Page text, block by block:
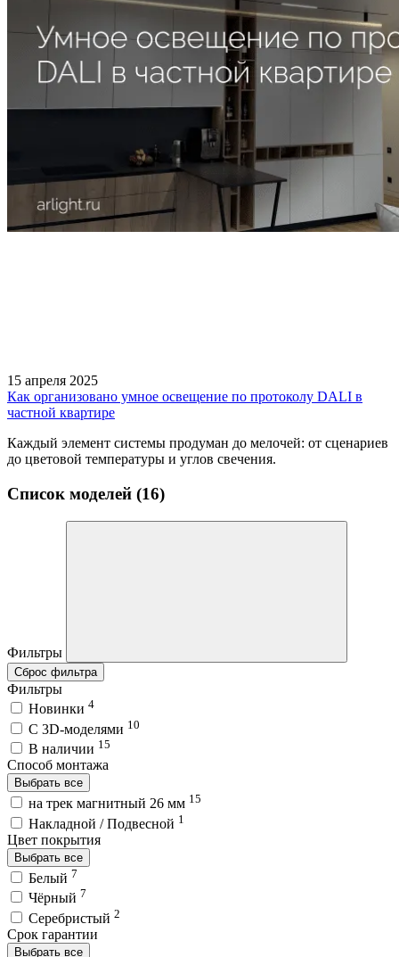
15 апреля 2025
Как организовано умное освещение по протоколу DALI в
частной квартире
Каждый элемент системы продуман до мелочей: от сценариев
до цветовой температуры и углов свечения.
Список моделей (16)
Фильтры
Сброс фильтра
Фильтры
Новинки 4
C 3D-моделями 10
В наличии 15
Способ монтажа
Выбрать все
на трек магнитный 26 мм 15
Накладной / Подвесной 1
Цвет покрытия
Выбрать все
Белый 7
Чёрный 7
Серебристый 2
Срок гарантии
Выбрать все